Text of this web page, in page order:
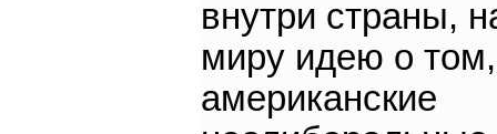
внутри страны,
миру идею о
американские